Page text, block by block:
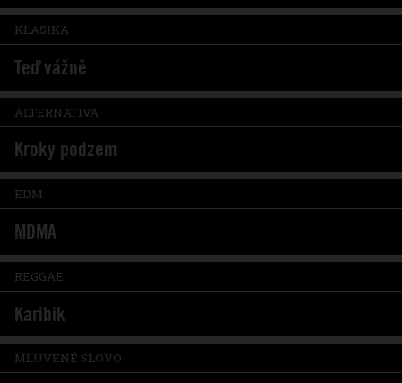
KLASIKA
Teď vážně
ALTERNATIVA
Kroky podzem
EDM
MDMA
REGGAE
Karibik
MLUVENÉ SLOVO